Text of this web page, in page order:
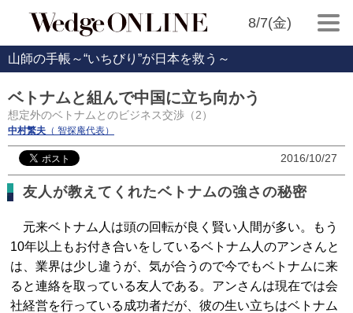
8/7(金)
山師の手帳～“いちびり”が日本を救う～
ベトナムと組んで中国に立ち向かう
想定外のベトナムとのビジネス交渉（2）
中村繁夫 （ 智探庵代表）
2016/10/27
友人が教えてくれたベトナムの強さの秘密
元来ベトナム人は頭の回転が良く賢い人間が多い。もう
10年以上もお付き合いをしているベトナム人のアンさんと
は、業界は少し違うが、気が合うので今でもベトナムに来
ると連絡を取っている友人である。アンさんは現在では会
社経営を行っている成功者だが、彼の生い立ちはベトナム